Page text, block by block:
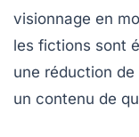
visionnage en
les fictions sont
une réduction
un contenu de